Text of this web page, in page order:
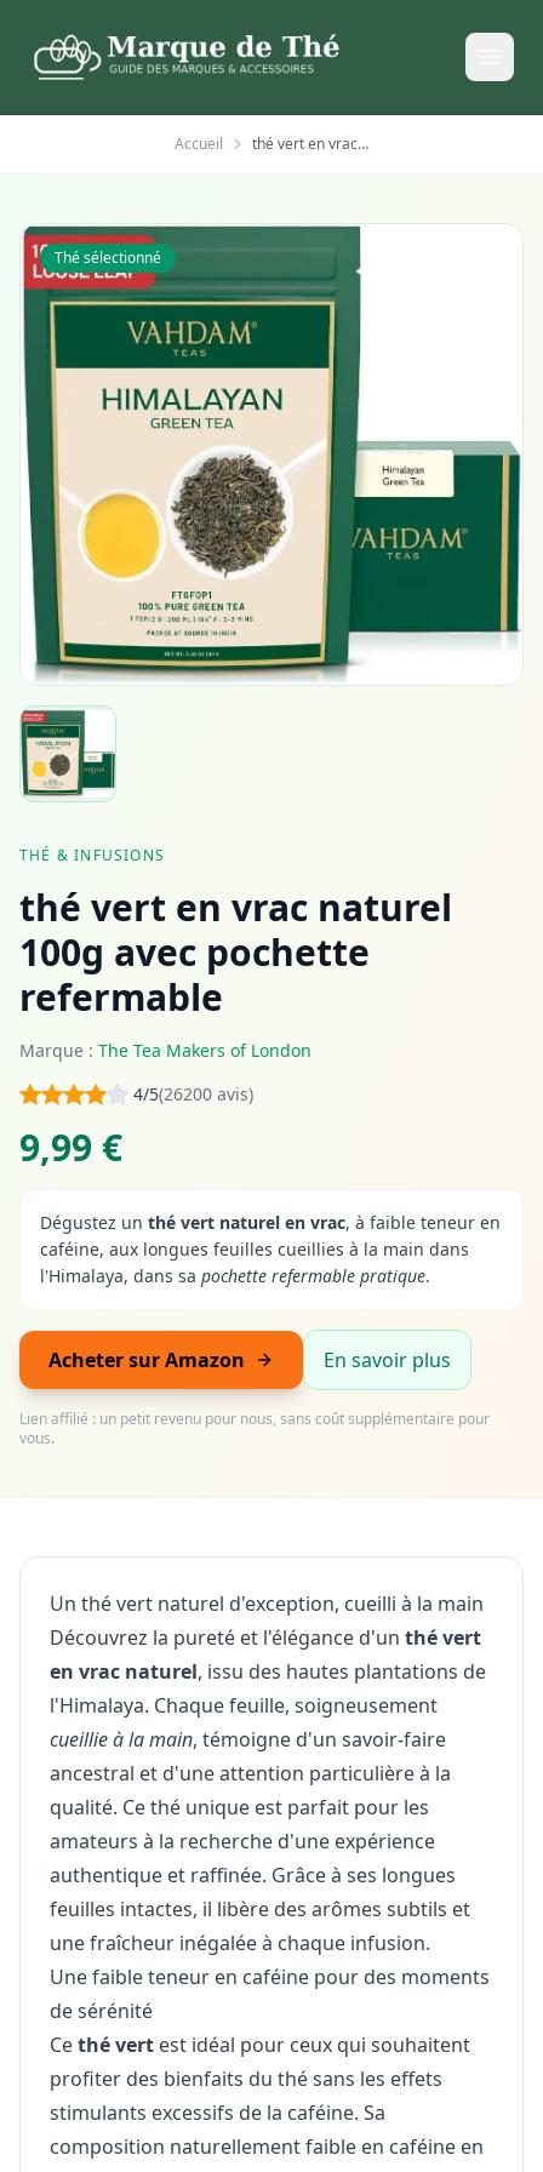
Accueil thé vert en vrac naturel 100g avec pochette refermable
Thé sélectionné
THÉ & INFUSIONS
thé vert en vrac naturel
100g avec pochette
refermable
Marque : The Tea Makers of London
4/5(26200 avis)
9,99 €
Dégustez un thé vert naturel en vrac, à faible teneur en
caféine, aux longues feuilles cueillies à la main dans
l'Himalaya, dans sa pochette refermable pratique.
Acheter sur Amazon En savoir plus
Lien affilié : un petit revenu pour nous, sans coût supplémentaire pour
vous.
Un thé vert naturel d'exception, cueilli à la main
Découvrez la pureté et l'élégance d'un thé vert
en vrac naturel, issu des hautes plantations de
l'Himalaya. Chaque feuille, soigneusement
cueillie à la main, témoigne d'un savoir-faire
ancestral et d'une attention particulière à la
qualité. Ce thé unique est parfait pour les
amateurs à la recherche d'une expérience
authentique et raffinée. Grâce à ses longues
feuilles intactes, il libère des arômes subtils et
une fraîcheur inégalée à chaque infusion.
Une faible teneur en caféine pour des moments
de sérénité
Cethé vert est idéal pour ceux qui souhaitent
profiter des bienfaits du thé sans les effets
stimulants excessifs de la caféine. Sa
composition naturellement faible en caféine en